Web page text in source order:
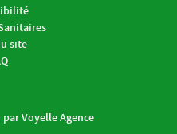
site
Voyelle Agence